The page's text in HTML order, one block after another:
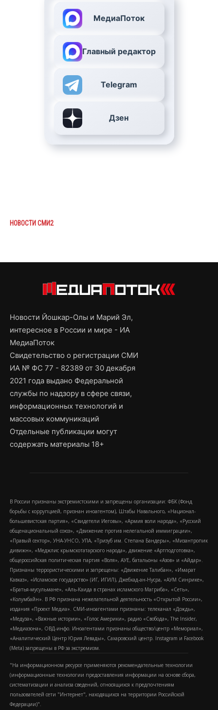
МедиаПоток
Главный редактор
Telegram
Дзен
НОВОСТИ СМИ2
Новости Йошкар-Олы и Марий Эл,
интересное в России и мире - ИА
МедиаПоток
Свидетельство о регистрации СМИ
ИА № ФС 77 - 82389 от 30 декабря
2021 года выдано Федеральной
службы по надзору в сфере связи,
информационных технологий и
массовых коммуникаций
Отдельные публикации могут
содержать материалы 18+
В России признаны экстремистскими и запрещены организации: ФБК (Фонд
борьбы с коррупцией, признан иноагентом), Штабы Навального, «Национал-
большевистская партия», «Свидетели Иеговы», «Армия воли народа», «Русский
общенациональный союз», «Движение против нелегальной иммиграции»,
«Правый сектор», УНА-УНСО, УПА, «Тризуб им. Степана Бандеры», «Мизантропик
дивижн», «Меджлис крымскотатарского народа», движение «Артподготовка»,
общероссийская политическая партия «Воля», АУЕ, батальоны «Азов» и «Айдар».
Признаны террористическими и запрещены: «Движение Талибан», «Имарат
Кавказ», «Исламское государство» (ИГ, ИГИЛ), Джебхад-ан-Нусра, «АУМ Синрике»,
«Братья-мусульмане», «Аль-Каида в странах исламского Магриба», «Сеть»,
«Колумбайн». В РФ признана нежелательной деятельность «Открытой России»,
издания «Проект Медиа». СМИ-иноагентами признаны: телеканал «Дождь»,
«Медуза», «Важные истории», «Голос Америки», радио «Свобода», The Insider,
«Медиазона», ОВД-инфо. Иноагентами признаны общество/центр «Мемориал»,
«Аналитический Центр Юрия Левады», Сахаровский центр. Instagram и Facebook
(Metа) запрещены в РФ за экстремизм.
"На информационном ресурсе применяются рекомендательные технологии
(информационные технологии предоставления информации на основе сбора,
систематизации и анализа сведений, относящихся к предпочтениям
пользователей сети "Интернет", находящихся на территории Российской
Федерации)".